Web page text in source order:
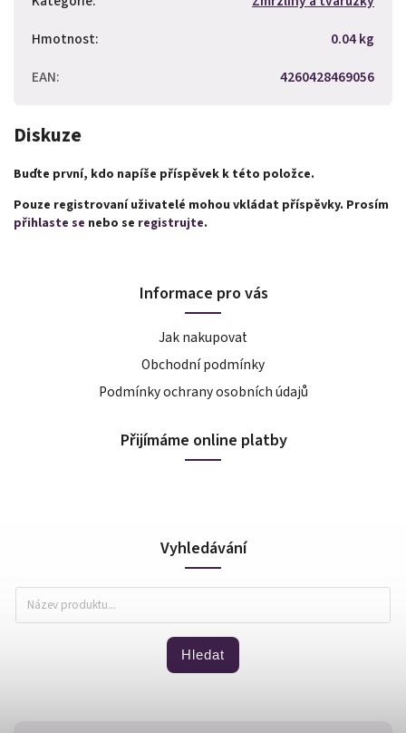
Hmotnost:
0.04 kg
EAN: 4260428469056
Diskuze
Buďte první, kdo napíše příspěvek k této položce.
Pouze registrovaní uživatelé mohou vkládat příspěvky. Prosím
přihlaste se nebo se registrujte.
Informace pro vás
Jak nakupovat
Obchodní podmínky
Podmínky ochrany osobních údajů
Přijímáme online platby
Vyhledávání
Hledat